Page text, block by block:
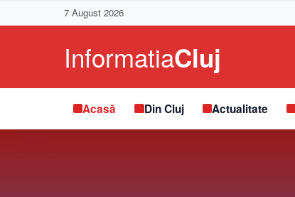
7 August 2026
Acasă Din Cluj Actualitate